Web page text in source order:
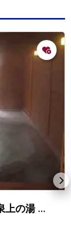
ホテル函館ひろめ荘（大船温泉上の湯 南かやべ保養センター）